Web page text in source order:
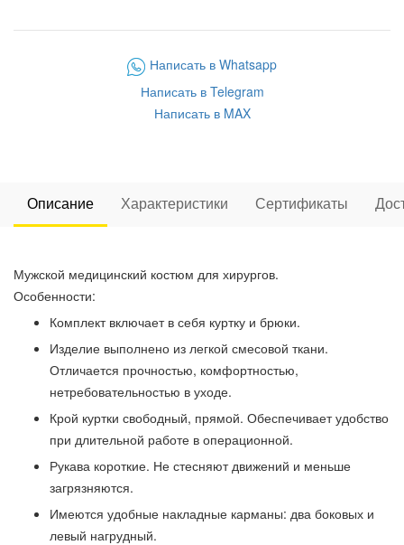
Написать в Whatsapp
Написать в Telegram
Написать в MAX
Описание Характеристики Сертификаты
Мужской медицинский костюм для хирургов.
Особенности:
Комплект включает в себя куртку и брюки.
Изделие выполнено из легкой смесовой ткани.
Отличается прочностью, комфортностью,
нетребовательностью в уходе.
Крой куртки свободный, прямой. Обеспечивает удобство
при длительной работе в операционной.
Рукава короткие. Не стесняют движений и меньше
загрязняются.
Имеются удобные накладные карманы: два боковых и
левый нагрудный.